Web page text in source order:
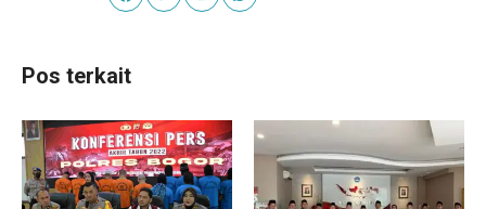
Pos terkait